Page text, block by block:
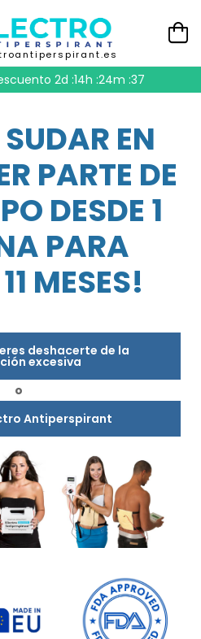
2d :14h :24m :36
EN
PARTE DE
DESDE 1
PARA
MESES!
deshacerte de la
excesiva
o
Antiperspirant